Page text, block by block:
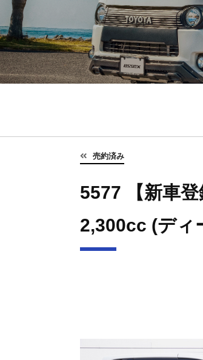
売約済み
5577 【新車
2,300cc (ディ